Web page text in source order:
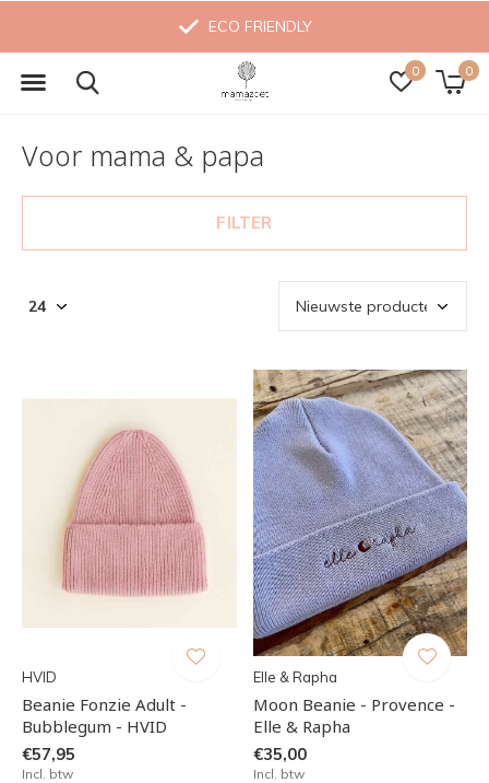
0 0
MADE WITH LOVE
Voor mama & papa
FILTER
HVID
Beanie Fonzie Adult -
Bubblegum - HVID
€57,95
Incl. btw
Elle & Rapha
Moon Beanie - Provence -
Elle & Rapha
€35,00
Incl. btw